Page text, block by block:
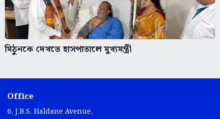
মিঠুনকে দেখতে হাসপাতালে মুখ্যমন্ত্রী
Office
6, J.B.S. Haldane Avenue,